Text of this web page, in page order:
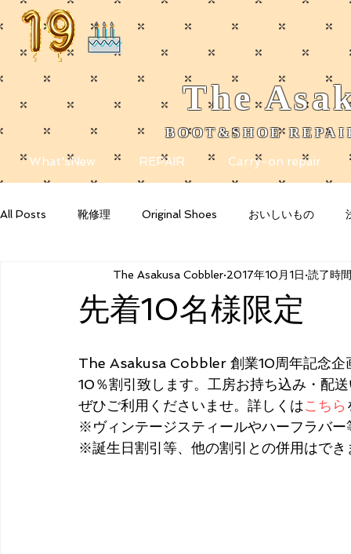
The
​BOOT&SHOE
What'sNew REPAIR Carry-on repair
All Posts 靴修理 Original Shoes おいしいもの
Your Community Blogging Tips
先着10名様限定
The Asakusa Cobbler 2017年10月1日 読了時
The Asakusa Cobbler 創業10周年記念企
10％割引致します。工房お持ち込み・配
ぜひご利用くださいませ。詳しくはこちら
※ヴィンテージスティールやハーフラバ
※誕生日割引等、他の割引との併用はでき